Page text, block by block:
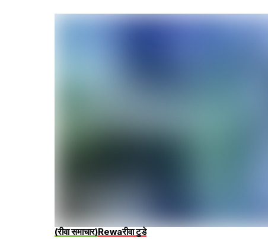
(रीवा समाचार)Rewaरीवा टुडे